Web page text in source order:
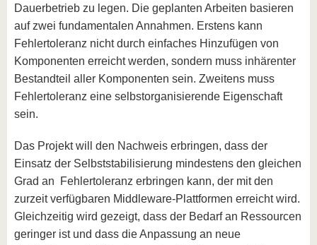
Dauerbetrieb zu legen. Die geplanten Arbeiten basieren
auf zwei fundamentalen Annahmen. Erstens kann
Fehlertoleranz nicht durch einfaches Hinzufügen von
Komponenten erreicht werden, sondern muss inhärenter
Bestandteil aller Komponenten sein. Zweitens muss
Fehlertoleranz eine selbstorganisierende Eigenschaft
sein.
Das Projekt will den Nachweis erbringen, dass der
Einsatz der Selbststabilisierung mindestens den gleichen
Grad an Fehlertoleranz erbringen kann, der mit den
zurzeit verfügbaren Middleware-Plattformen erreicht wird.
Gleichzeitig wird gezeigt, dass der Bedarf an Ressourcen
geringer ist und dass die Anpassung an neue